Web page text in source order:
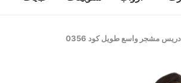
دريس مشجر واسع طويل كود 0356